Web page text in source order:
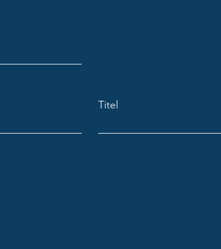
Titel